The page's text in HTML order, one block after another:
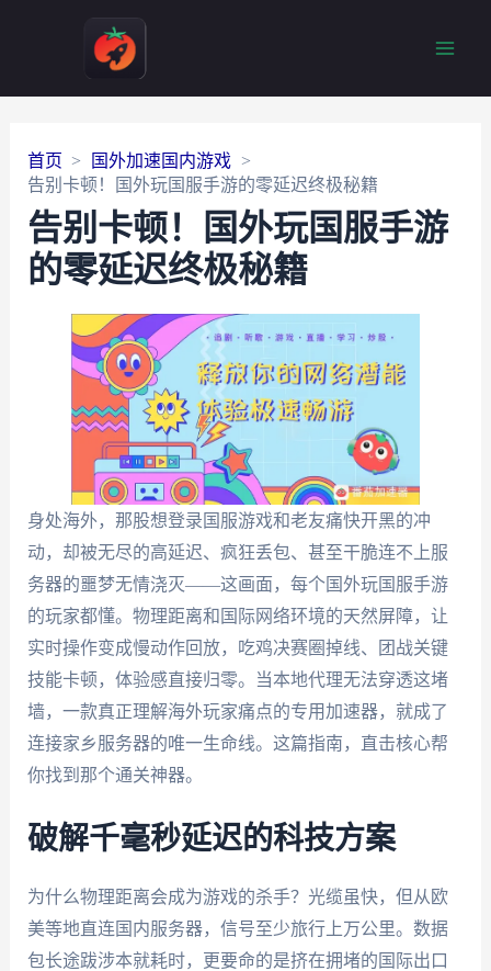
首页
国外加速国内游戏
告别卡顿！国外玩国服手游的零延迟终极秘籍
告别卡顿！国外玩国服手游
的零延迟终极秘籍
身处海外，那股想登录国服游戏和老友痛快开黑的冲
动，却被无尽的高延迟、疯狂丢包、甚至干脆连不上服
务器的噩梦无情浇灭——这画面，每个国外玩国服手游
的玩家都懂。物理距离和国际网络环境的天然屏障，让
实时操作变成慢动作回放，吃鸡决赛圈掉线、团战关键
技能卡顿，体验感直接归零。当本地代理无法穿透这堵
墙，一款真正理解海外玩家痛点的专用加速器，就成了
连接家乡服务器的唯一生命线。这篇指南，直击核心帮
你找到那个通关神器。
破解千毫秒延迟的科技方案
为什么物理距离会成为游戏的杀手？光缆虽快，但从欧
美等地直连国内服务器，信号至少旅行上万公里。数据
包长途跋涉本就耗时，更要命的是挤在拥堵的国际出口